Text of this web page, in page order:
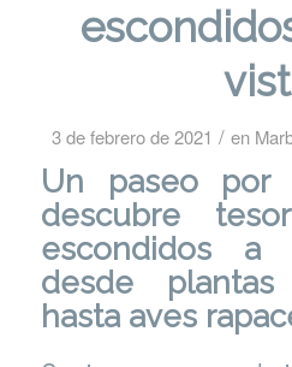
3 de febrero de 2021 / en
Un paseo por
descubre
escondidos a
desde plantas
hasta aves